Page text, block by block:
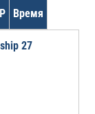
Р Время
27